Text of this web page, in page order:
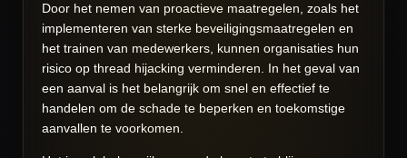
Door het nemen van proactieve maatregelen, zoals het
implementeren van sterke beveiligingsmaatregelen en
het trainen van medewerkers, kunnen organisaties hun
risico op thread hijacking verminderen. In het geval van
een aanval is het belangrijk om snel en effectief te
handelen om de schade te beperken en toekomstige
aanvallen te voorkomen.